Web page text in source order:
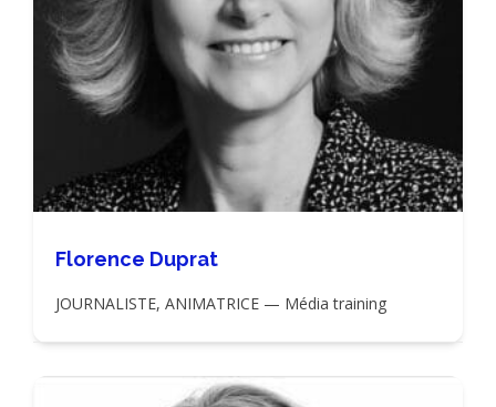
Florence Duprat
JOURNALISTE, ANIMATRICE — Média training